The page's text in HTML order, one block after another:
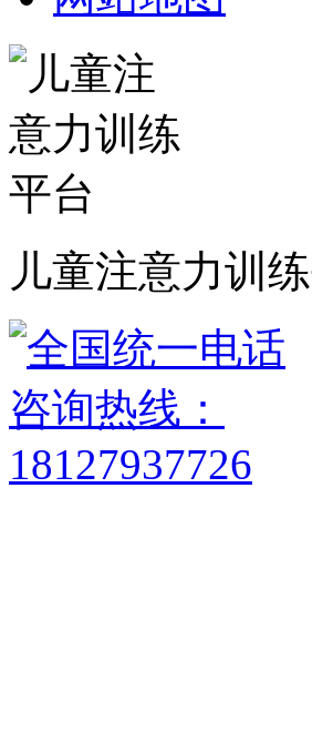
儿童注意力训